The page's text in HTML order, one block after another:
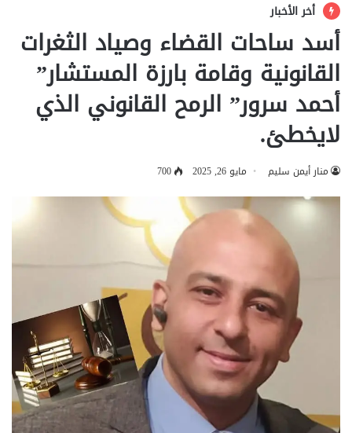
أخر الأخبار
أسد ساحات القضاء وصياد الثغرات
القانونية وقامة بارزة المستشار”
أحمد سرور” الرمح القانوني الذي
لايخطئ.
منار أيمن سليم مايو 26, 2025 700